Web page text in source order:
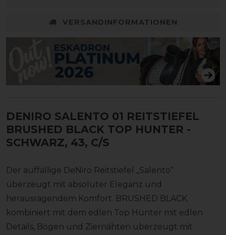
VERSANDINFORMATIONEN
DENIRO SALENTO 01 REITSTIEFEL
BRUSHED BLACK TOP HUNTER -
SCHWARZ, 43, C/S
Der auffällige DeNiro Reitstiefel „Salento“
überzeugt mit absoluter Eleganz und
herausragendem Komfort. BRUSHED BLACK
kombiniert mit dem edlen Top Hunter mit edlen
Details, Bögen und Ziernähten überzeugt mit